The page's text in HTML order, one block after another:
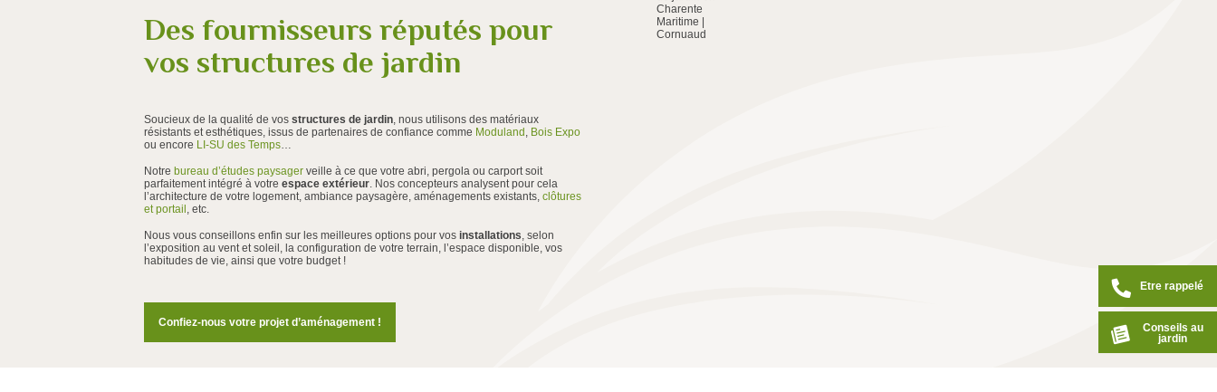
Des fournisseurs réputés pour
vos structures de jardin
Soucieux de la qualité de vos structures de jardin, nous utilisons des matériaux
résistants et esthétiques, issus de partenaires de confiance comme Moduland Bois Expo
ou encore LI-SU des Temps…
Notre bureau d’études paysagerveille à ce que votre abri, pergola ou carport soit
parfaitement intégré à votre espace extérieur. Nos concepteurs analysent pour cela
l’architecture de votre logement, ambiance paysagère, aménagements existants, clôtures
et portail , etc.
Nous vous conseillons enfin sur les meilleures options pour vos installations , selon
l’exposition au vent et soleil, la configuration de votre terrain, l’espace disponible, vos
habitudes de vie, ainsi que votre budget !
Confiez-nous votre projet d’aménagement !
Etre rappelé
Conseils au
jardin